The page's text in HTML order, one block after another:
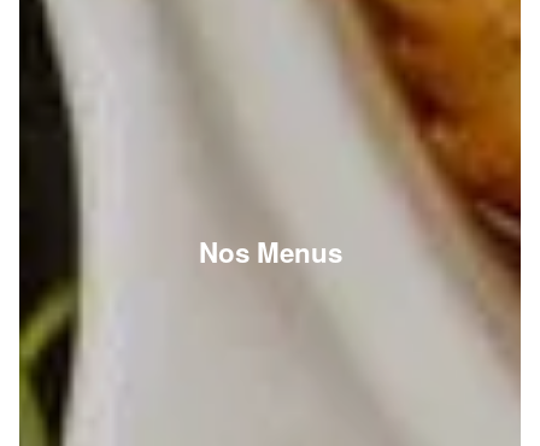
Nos Menus